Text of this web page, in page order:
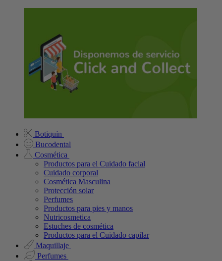
Botiquín
Bucodental
Cosmética
Productos para el Cuidado facial
Cuidado corporal
Cosmética Masculina
Protección solar
Perfumes
Productos para pies y manos
Nutricosmetica
Estuches de cosmética
Productos para el Cuidado capilar
Maquillaje
Perfumes